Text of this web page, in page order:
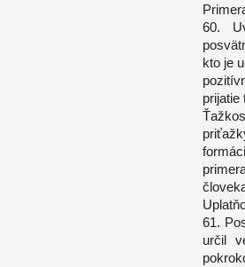
60.
kto je
prijatie
61.
určil